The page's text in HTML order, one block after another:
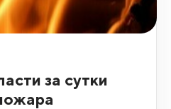
за сутки